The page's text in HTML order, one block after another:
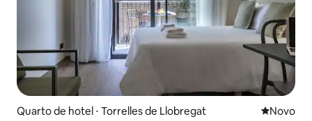
Quarto de hotel ⋅ Torrelles de Llobregat Novo
Novo